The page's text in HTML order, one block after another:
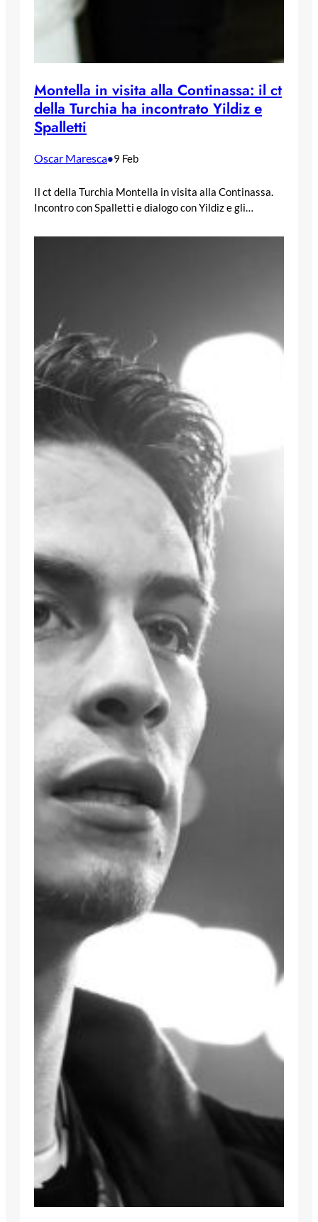
Montella in visita alla Continassa: il ct
della Turchia ha incontrato Yildiz e
Spalletti
Oscar Maresca•9 Feb
Il ct della Turchia Montella in visita alla Continassa.
Incontro con Spalletti e dialogo con Yildiz e gli…